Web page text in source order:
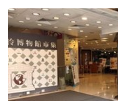
Servizio
fotografico
Conferenza Meeting
Tipo di spazio